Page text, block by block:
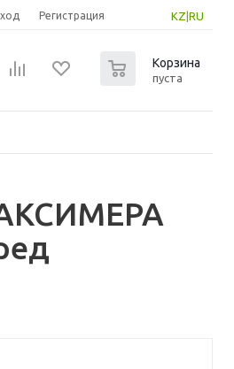
KZ RU
Регистрация
Корзина
пуста